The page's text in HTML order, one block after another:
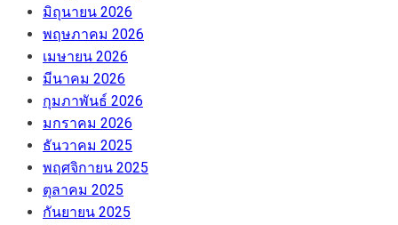
มิถุนายน 2026
พฤษภาคม 2026
เมษายน 2026
มีนาคม 2026
กุมภาพันธ์ 2026
มกราคม 2026
ธันวาคม 2025
พฤศจิกายน 2025
ตุลาคม 2025
กันยายน 2025